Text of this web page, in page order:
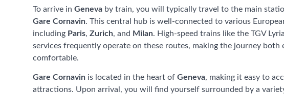
To arrive in Geneva by train, you will typically travel to the main
Gare Cornavin. This central hub is well-connected to various
including Paris, Zurich, and Milan. High-speed trains like the TGV
services frequently operate on these routes, making the journey both
comfortable.
Gare Cornavin is located in the heart of Geneva, making it easy to
attractions. Upon arrival, you will find yourself surrounded by a